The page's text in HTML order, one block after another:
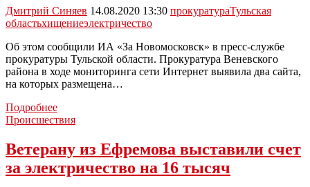
Дмитрий Синяев 14.08.2020 13:30 прокуратураТульская
областьхищениеэлектричество
Об этом сообщили ИА «За Новомосковск» в пресс-службе
прокуратуры Тульской области. Прокуратура Веневского
района в ходе мониторинга сети Интернет выявила два сайта,
на которых размещена…
ПодробнееПо
требованию
Тульской
области
Происшествия
Ветерану из Ефремова выставили счет
за электричество на 16 тысяч